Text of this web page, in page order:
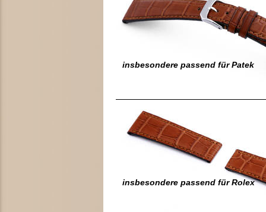
insbesondere passend für Patek
insbesondere passend für Rolex